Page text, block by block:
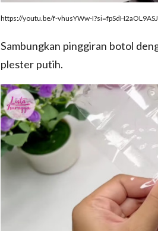
https://youtu.be/f-vhusYWw-
Sambungkan pinggiran botol
plester putih.